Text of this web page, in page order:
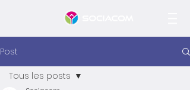
Post
Tous les posts